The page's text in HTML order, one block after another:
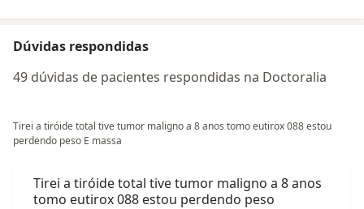
Dúvidas respondidas
49 dúvidas de pacientes respondidas na Doctoralia
Tirei a tiróide total tive tumor maligno a 8 anos tomo eutirox 088 estou
perdendo peso E massa
Tirei a tiróide total tive tumor maligno a 8 anos
tomo eutirox 088 estou perdendo peso